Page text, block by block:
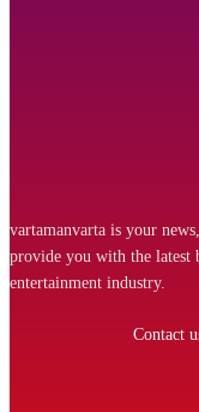
vartamanvarta is your
provide you with the latest
entertainment industry.
Contact